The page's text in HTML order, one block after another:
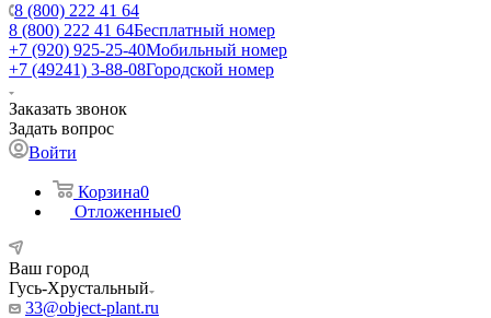
8 (800) 222 41 64
8 (800) 222 41 64Бесплатный номер
+7 (920) 925-25-40Мобильный номер
+7 (49241) 3-88-08Городской номер
Заказать звонок
Задать вопрос
Войти
Корзина0
Отложенные0
Ваш город
Гусь-Хрустальный
33@object-plant.ru